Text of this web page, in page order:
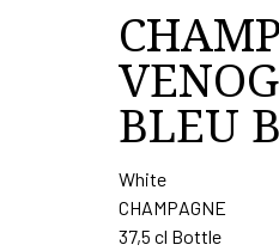
BLEU
White
CHAMPAGNE
37,5 cl Bottle